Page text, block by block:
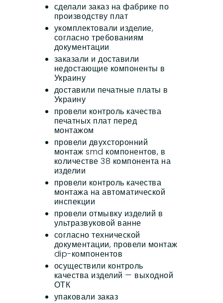
сделали заказ на фабрике по
производству плат
укомплектовали изделие,
согласно требованиям
документации
заказали и доставили
недостающие компоненты в
Украину
доставили печатные платы в
Украину
провели контроль качества
печатных плат перед
монтажом
провели двухсторонний
монтаж smd компонентов, в
количестве 38 компонента на
изделии
провели контроль качества
монтажа на автоматической
инспекции
провели отмывку изделий в
ультразвуковой ванне
согласно технической
документации, провели монтаж
dip-компонентов
осуществили контроль
качества изделий — выходной
ОТК
упаковали заказ